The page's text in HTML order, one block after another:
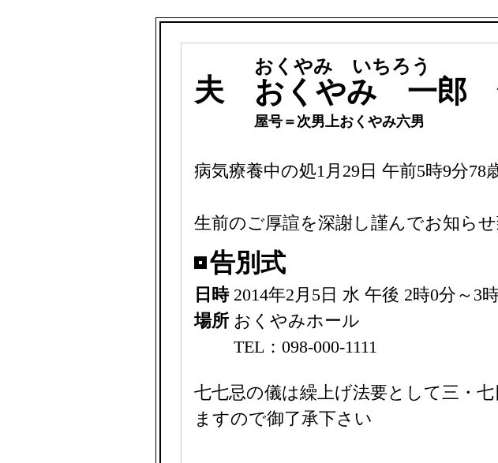
夫 おくやみ 一郎
おくやみ いちろう
屋号＝次男上おくやみ六男
病気療養中の処1月29日 午前5時9分78
生前のご厚諠を深謝し謹んでお知ら
告別式
日時 2014年2月5日 水 午後 2時0分～3
場所 おくやみホール
TEL：098-000-1111
七七忌の儀は繰上げ法要として三・
ますので御了承下さい